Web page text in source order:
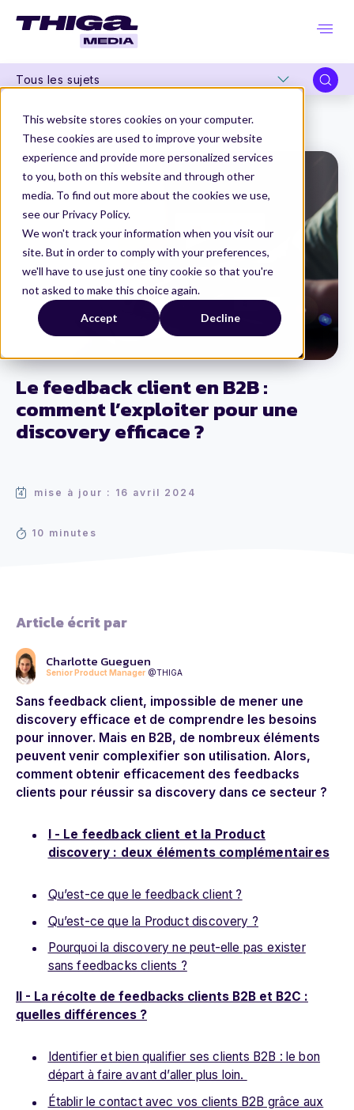
This website stores cookies on your computer.
These cookies are used to improve your website
experience and provide more personalized services
to you, both on this website and through other
media. To find out more about the cookies we use,
see our Privacy Policy.
We won't track your information when you visit our
site. But in order to comply with your preferences,
we'll have to use just one tiny cookie so that you're
not asked to make this choice again.
Accept Decline
Tous les sujets
Le feedback client en B2B :
comment l’exploiter pour une
discovery efficace ?
mise à jour : 16 avril 2024
10 minutes
Thiga Media
Product Management
Article écrit par
Charlotte Gueguen
Senior Product Manager @THIGA
Sans feedback client, impossible de mener une
discovery efficace et de comprendre les besoins
pour innover. Mais en B2B, de nombreux éléments
peuvent venir complexifier son utilisation. Alors,
comment obtenir efficacement des feedbacks
clients pour réussir sa discovery dans ce secteur ?
I - Le feedback client et la Product
discovery : deux éléments complémentaires
Qu’est-ce que le feedback client ?
Qu’est-ce que la Product discovery ?
Pourquoi la discovery ne peut-elle pas exister
sans feedbacks clients ?
II - La récolte de feedbacks clients B2B et B2C :
quelles différences ?
Identifier et bien qualifier ses clients B2B : le bon
départ à faire avant d’aller plus loin.
Établir le contact avec vos clients B2B grâce aux